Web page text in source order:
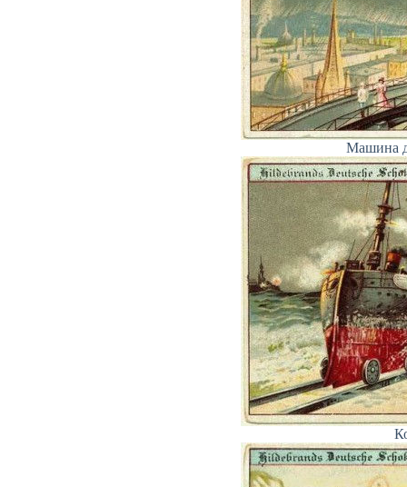
Машина